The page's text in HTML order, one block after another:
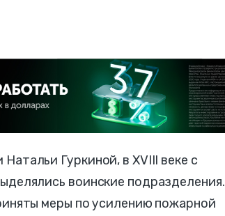
Гуркиной, в XVIII веке с
воинские подразделения.
меры по усилению пожарной